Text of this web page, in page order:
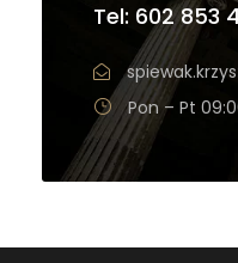
Tel: 602 853
Pon – Pt